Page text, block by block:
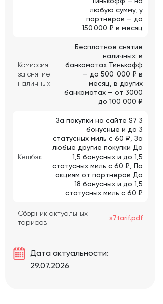
любую сумму, у
партнеров — до
150 000 ₽ в месяц
Комиссия
за снятие
наличных
Бесплатное снятие
наличных: в
банкоматах Тинькофф
— до 500 000 ₽ в
месяц, в других
банкоматах — от 3000
до 100 000 ₽
Кешбэк
За покупки на сайте S7 3
бонусные и до 3
статусных миль с 60 ₽, За
любые другие покупки До
1,5 бонусных и до 1,5
статусных миль с 60 ₽, По
акциям от партнеров До
18 бонусных и до 1,5
статусных миль с 60 ₽
Сборник актуальных
тарифов
s7tarif.pdf
Дата актуальности:
29.07.2026